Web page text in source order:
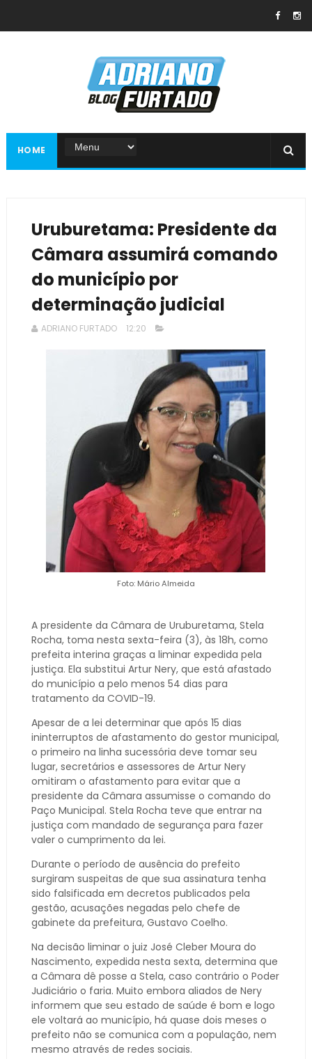
HOME
Uruburetama: Presidente da
Câmara assumirá comando
do município por
determinação judicial
ADRIANO FURTADO 12:20
Foto: Mário Almeida
A presidente da Câmara de Uruburetama, Stela
Rocha, toma nesta sexta-feira (3), às 18h, como
prefeita interina graças a liminar expedida pela
justiça. Ela substitui Artur Nery, que está afastado
do município a pelo menos 54 dias para
tratamento da COVID-19.
Apesar de a lei determinar que após 15 dias
ininterruptos de afastamento do gestor municipal,
o primeiro na linha sucessória deve tomar seu
lugar, secretários e assessores de Artur Nery
omitiram o afastamento para evitar que a
presidente da Câmara assumisse o comando do
Paço Municipal. Stela Rocha teve que entrar na
justiça com mandado de segurança para fazer
valer o cumprimento da lei.
Durante o período de ausência do prefeito
surgiram suspeitas de que sua assinatura tenha
sido falsificada em decretos publicados pela
gestão, acusações negadas pelo chefe de
gabinete da prefeitura, Gustavo Coelho.
Na decisão liminar o juiz José Cleber Moura do
Nascimento, expedida nesta sexta, determina que
a Câmara dê posse a Stela, caso contrário o Poder
Judiciário o faria. Muito embora aliados de Nery
informem que seu estado de saúde é bom e logo
ele voltará ao município, há quase dois meses o
prefeito não se comunica com a população, nem
mesmo através de redes sociais.